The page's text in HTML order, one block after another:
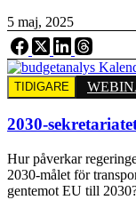
5 maj, 2025
TIDIGARE
2030-
Hur påverkar
2030-målet för
gentemot EU till